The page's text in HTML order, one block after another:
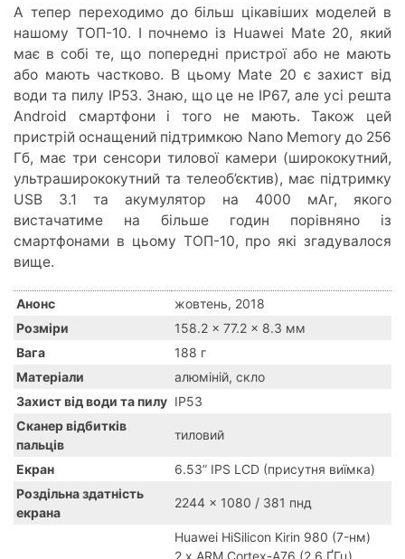
А тепер переходимо до більш цікавіших моделей в
нашому ТОП-10. І почнемо із Huawei Mate 20, який
має в собі те, що попередні пристрої або не мають
або мають частково. В цьому Mate 20 є захист від
води та пилу IP53. Знаю, що це не IP67, але усі решта
Android смартфони і того не мають. Також цей
пристрій оснащений підтримкою Nano Memory до 256
Гб, має три сенсори тилової камери (ширококутний,
ультраширококутний та телеоб’єктив), має підтримку
USB 3.1 та акумулятор на 4000 мАг, якого
вистачатиме на більше годин порівняно із
смартфонами в цьому ТОП-10, про які згадувалося
вище.
Анонс
жовтень, 2018
Розміри
158.2 x 77.2 x 8.3 мм
Вага
188 г
Матеріали
алюміній, скло
Захист від води та пилу IP53
Сканер відбитків
пальців
тиловий
Екран
6.53” IPS LCD (присутня виїмка)
Роздільна здатність
екрана
2244 x 1080 / 381 пнд
Huawei HiSilicon Kirin 980 (7-нм)